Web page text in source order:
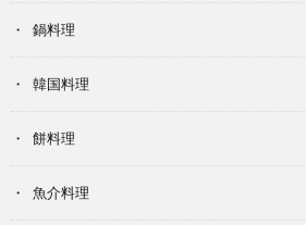
鍋料理
韓国料理
餅料理
魚介料理